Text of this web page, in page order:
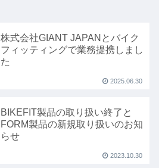
株式会社GIANT JAPANとバイク
フィッティングで業務提携しまし
た
2025.06.30
BIKEFIT製品の取り扱い終了と
FORM製品の新規取り扱いのお知
らせ
2023.10.30